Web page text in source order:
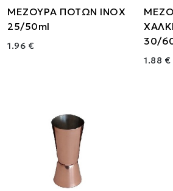
ΜΕΖΟΥΡΑ ΠΟΤΩΝ ΙΝΟΧ
25/50ml
1.96 €
30/
1.88 €